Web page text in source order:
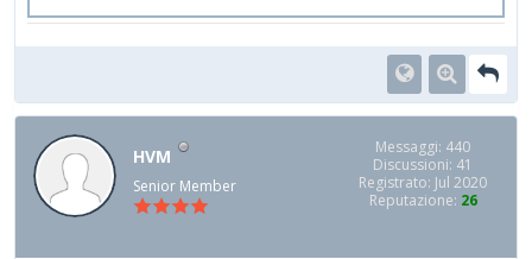
HVM
Senior Member
Messaggi: 440
Discussioni: 41
Registrato: Jul 2020
Reputazione: 26